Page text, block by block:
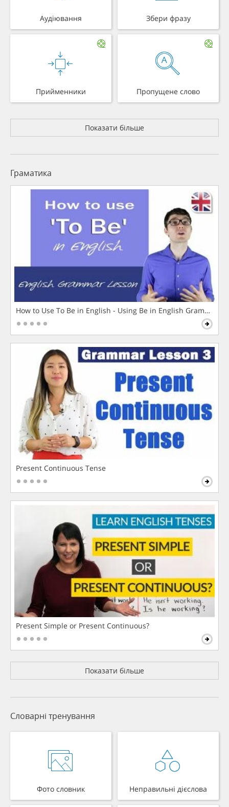
Аудіювання Збери фразу
Прийменники Пропущене слово
Показати більше
Граматика
How to Use To Be in English - Using Be in English Grammar
Present Continuous Tense
Present Simple or Present Continuous?
Показати більше
Словарні тренування
Фото словник Неправильні дієслова